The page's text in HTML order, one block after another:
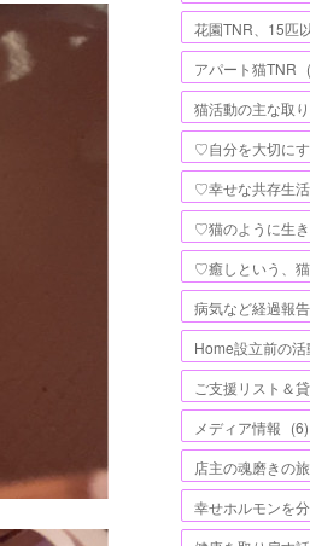
花園TNR、15匹
アパート猫TNR (
猫活動の主な取
♡自分を大切に
♡幸せな共存生
♡猫のように生
♡癒しという、猫
病気など経過報告
Home設立前の活
ご支援リスト＆
メディア情報 (6)
店主の魂磨きの旅
幸せホルモンを